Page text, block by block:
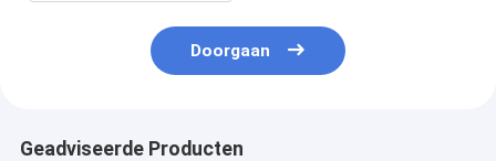
Doorgaan
Geadviseerde Producten